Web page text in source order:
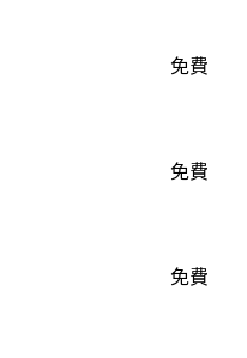
免費
免費
免費